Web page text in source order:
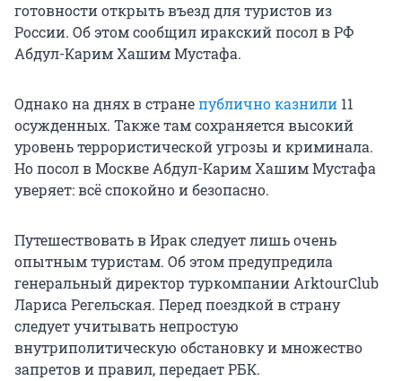
готовности открыть въезд для туристов из
России. Об этом сообщил иракский посол в РФ
Абдул-Карим Хашим Мустафа.
Однако на днях в странепублично казнили 11
осужденных. Также там сохраняется высокий
уровень террористической угрозы и криминала.
Но посол в Москве Абдул-Карим Хашим Мустафа
уверяет: всё спокойно и безопасно.
Путешествовать в Ирак следует лишь очень
опытным туристам. Об этом предупредила
генеральный директор туркомпании ArktourClub
Лариса Регельская. Перед поездкой в страну
следует учитывать непростую
внутриполитическую обстановку и множество
запретов и правил, передает РБК.